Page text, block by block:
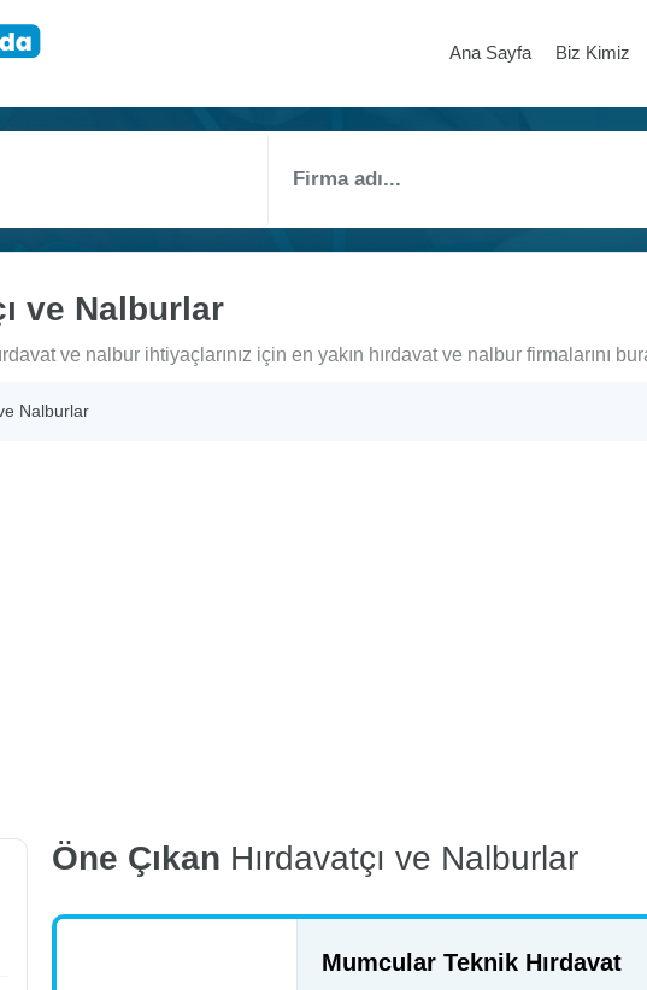
Ana Sayfa Biz Kimiz
ve Nalburlar
ve nalbur ihtiyaçlarınız için en yakın hırdavat ve nalbur firmalarını
Nalburlar
Öne Çıkan Hırdavatçı ve Nalburlar
Mumcular Teknik Hırdavat